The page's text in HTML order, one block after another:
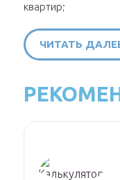
квартир;
ЧИТАТЬ